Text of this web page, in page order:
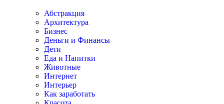
Абстракция
Архитектура
Бизнес
Деньги и Финансы
Дети
Еда и Напитки
Животные
Интернет
Интерьер
Как заработать